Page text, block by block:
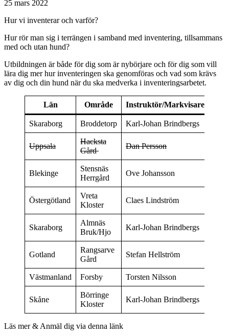
25 mars 2022
Hur vi inventerar och varför?
Hur rör man sig i terrängen i samband med inventering, tillsammans
med och utan hund?
Utbildningen är både för dig som är nybörjare och för dig som vill
lära dig mer hur inventeringen ska genomföras och vad som krävs
av dig och din hund när du ska medverka i inventeringsarbetet.
Län Område Instruktör/Markvisare
Skaraborg Broddetorp Karl-Johan Brindbergs
Uppsala
Hacksta
Gård
Dan Persson
Blekinge
Stensnäs
Herrgård
Ove Johansson
Östergötland
Vreta
Kloster
Claes Lindström
Skaraborg
Almnäs
Bruk/Hjo
Karl-Johan Brindbergs
Gotland
Rangsarve
Gård
Stefan Hellström
Västmanland Forsby Torsten Nilsson
Skåne
Börringe
Kloster
Karl-Johan Brindbergs
Läs mer & Anmäl dig via denna länk